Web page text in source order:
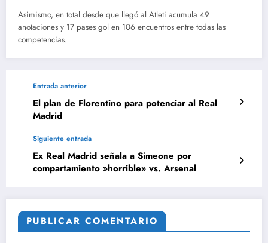
Asimismo, en total desde que llegó al Atleti acumula 49
anotaciones y 17 pases gol en 106 encuentros entre todas las
competencias.
Entrada anterior
El plan de Florentino para potenciar al Real
Madrid
Siguiente entrada
Ex Real Madrid señala a Simeone por
compartamiento »horrible» vs. Arsenal
PUBLICAR COMENTARIO